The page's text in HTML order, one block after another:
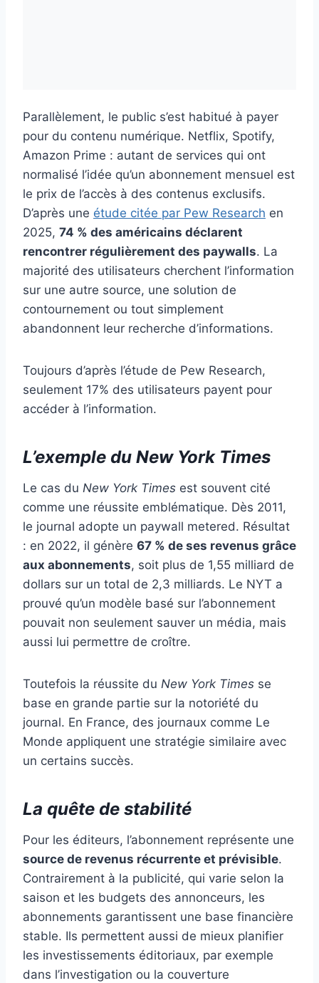
Parallèlement, le public s’est habitué à payer
pour du contenu numérique. Netflix, Spotify,
Amazon Prime : autant de services qui ont
normalisé l’idée qu’un abonnement mensuel est
le prix de l’accès à des contenus exclusifs.
D’après une étude citée par Pew Research en
2025, 74 % des américains déclarent
rencontrer régulièrement des paywalls. La
majorité des utilisateurs cherchent l’information
sur une autre source, une solution de
contournement ou tout simplement
abandonnent leur recherche d’informations.
Toujours d’après l’étude de Pew Research,
seulement 17% des utilisateurs payent pour
accéder à l’information.
L’exemple du New York Times
Le cas du New York Times est souvent cité
comme une réussite emblématique. Dès 2011,
le journal adopte un paywall metered. Résultat
: en 2022, il génère 67 % de ses revenus grâce
aux abonnements, soit plus de 1,55 milliard de
dollars sur un total de 2,3 milliards. Le NYT a
prouvé qu’un modèle basé sur l’abonnement
pouvait non seulement sauver un média, mais
aussi lui permettre de croître.
Toutefois la réussite du New York Times se
base en grande partie sur la notoriété du
journal. En France, des journaux comme Le
Monde appliquent une stratégie similaire avec
un certains succès.
La quête de stabilité
Pour les éditeurs, l’abonnement représente une
source de revenus récurrente et prévisible.
Contrairement à la publicité, qui varie selon la
saison et les budgets des annonceurs, les
abonnements garantissent une base financière
stable. Ils permettent aussi de mieux planifier
les investissements éditoriaux, par exemple
dans l’investigation ou la couverture